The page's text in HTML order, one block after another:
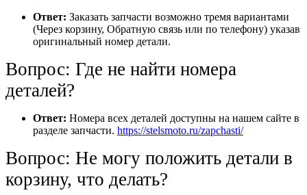
Ответ: Заказать запчасти возможно тремя вариантами
(Через корзину, Обратную связь или по телефону) указав
оригинальный номер детали.
Вопрос: Где не найти номера
деталей?
Ответ: Номера всех деталей доступны на нашем сайте в
разделе запчасти. https://stelsmoto.ru/zapchasti/
Вопрос: Не могу положить детали в
корзину, что делать?